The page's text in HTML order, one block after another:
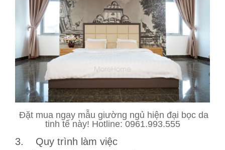
Đặt mua ngay mẫu giường ngủ hiện đại bọc da
tinh tế này! Hotline: 0961.993.555
3. Quy trình làm việc